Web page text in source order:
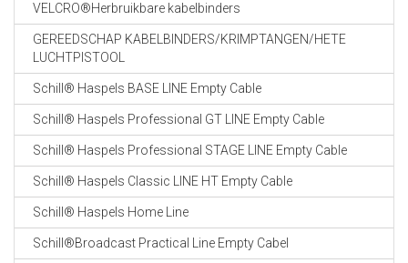
VELCRO®Herbruikbare kabelbinders
GEREEDSCHAP KABELBINDERS/KRIMPTANGEN/HETE
LUCHTPISTOOL
Schill® Haspels BASE LINE Empty Cable
Schill® Haspels Professional GT LINE Empty Cable
Schill® Haspels Professional STAGE LINE Empty Cable
Schill® Haspels Classic LINE HT Empty Cable
Schill® Haspels Home Line
Schill®Broadcast Practical Line Empty Cabel